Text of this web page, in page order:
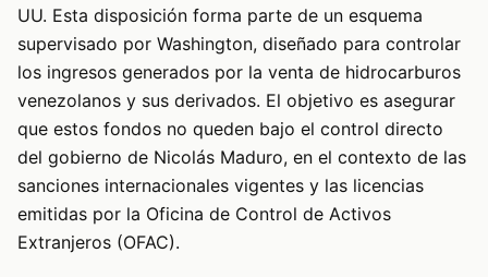
UU. Esta disposición forma parte de un esquema
supervisado por Washington, diseñado para controlar
los ingresos generados por la venta de hidrocarburos
venezolanos y sus derivados. El objetivo es asegurar
que estos fondos no queden bajo el control directo
del gobierno de Nicolás Maduro, en el contexto de las
sanciones internacionales vigentes y las licencias
emitidas por la Oficina de Control de Activos
Extranjeros (OFAC).